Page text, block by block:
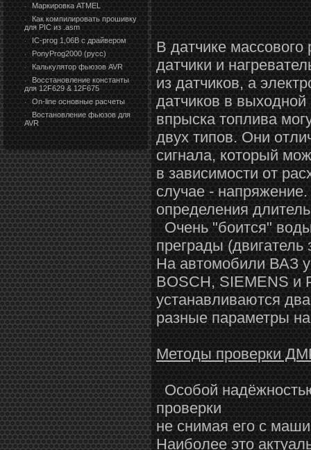
· Маркировка ATMEL
·
Как компилировать прошивку
для PIC из .asm
· IC-prog 1,06В с драйвером
· PonyProg2000 (русс)
· Калькулятор фьюзов AVR
·
Восстановление константы
для 12F629 & 12F675
· On-line основные расчеты
·
Востановление фьюзов для
AVR
В датчике
датчики и
из датчиков, а
датчиков в
впрыска топлива
двух типов. Они
сигнала, который
в зависимости от
случае -
определения
Очень "боится"
преграды (двигатель
На автомобили ВАЗ
BOSCH, SIEMENS и
устанавливаются
разные параметры
Методы проверки
Особой
проверки
не снимая его с
Наиболее это